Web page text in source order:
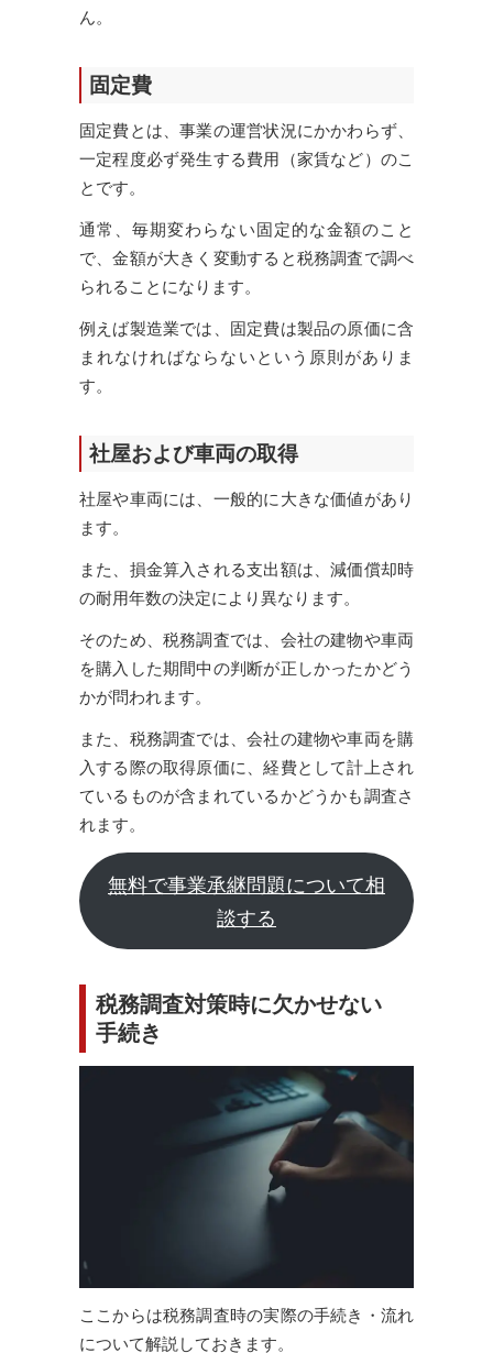
ん。
固定費
固定費とは、事業の運営状況にかかわらず、
一定程度必ず発生する費用（家賃など）のこ
とです。
通常、毎期変わらない固定的な金額のこと
で、金額が大きく変動すると税務調査で調べ
られることになります。
例えば製造業では、固定費は製品の原価に含
まれなければならないという原則がありま
す。
社屋および車両の取得
社屋や車両には、一般的に大きな価値があり
ます。
また、損金算入される支出額は、減価償却時
の耐用年数の決定により異なります。
そのため、税務調査では、会社の建物や車両
を購入した期間中の判断が正しかったかどう
かが問われます。
また、税務調査では、会社の建物や車両を購
入する際の取得原価に、経費として計上され
ているものが含まれているかどうかも調査さ
れます。
無料で事業承継問題について相
談する
税務調査対策時に欠かせない
手続き
ここからは税務調査時の実際の手続き・流れ
について解説しておきます。